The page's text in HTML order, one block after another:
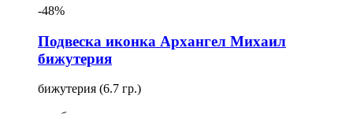
-48%
Подвеска иконка Архангел Михаил
бижутерия
бижутерия (6.7 гр.)